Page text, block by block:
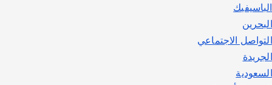
الباسيفيك
البحرين
التواصل الاجتماعي
الجريدة
السعودية